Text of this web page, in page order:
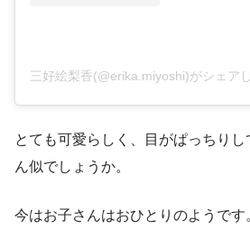
三好絵梨香(@erika.miyoshi)がシェア
とても可愛らしく、目がぱっちり
ん似でしょうか。
今はお子さんはおひとりのようです